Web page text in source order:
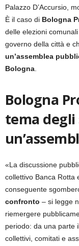
Palazzo D’Accursio,
È il caso di Bologna
delle elezioni
governo della città e
un’assemblea
Bologna.
Bologna
tema degli
«La discussione
collettivo Banca Rotta
conseguente
confronto – si legge
riemergere
periodo: da una parte
collettivi, comitati e